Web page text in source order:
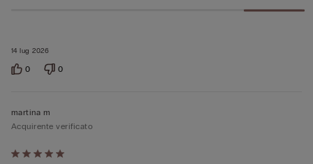
14 lug 2026
0 0
Valutato
martina m
Acquirente verificato